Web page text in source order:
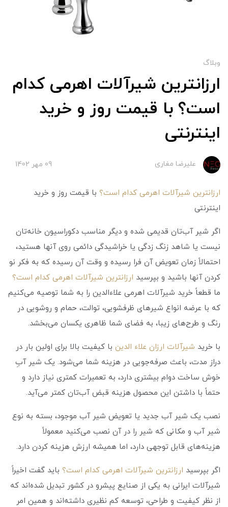
وبلاگ
ارزانترین شیرآلات اهرمی کدام
است؟ با قیمت روز و خرید
اینترنتی
علیرضا مغاری 09 مهر 1402
ارزانترین شیرآلات اهرمی کدام است؟ با قیمت روز و خرید
اینترنتی
اگر شیر آب‌تان قدیمی شده و دیگر مناسب دکوراسیون خانه‌تان
نیست یا شاهد زنگ زدگی یا خراشیدگی دائمی روی آنها هستید،
احتمالاً زمان تعویض آن فرا رسیده و وقت آن رسیده که به فکر نو
کردن آنها باشید و بپرسید ارزانترین شیرآلات اهرمی کدام است؟
ما قطعاً خرید شیرآلات اهرمی علاءالدین را به شما توصیه می‌کنیم
که با عرضه انواع شیرهای ظرفشویی، توالت، حمام و روشویی در
رنگ و طرح‌های زیبا، به فضای شما ظاهری یکسان می‌بخشد.
با خرید شیرآلات ارزان علاء الدین با کیفیت بالا برای اولین بار در
دراز مدت، باعث صرفه‌جویی در هزینه شما می‌شود. یک شیر آبِ
خوش ساخت دوام بیشتری دارد، به تعمیرات کمتری نیاز دارد و
حتماً با داشتن این محصول هزینه قبض آب‌تان کمتر می‌آید.
نصب یک شیر آب جدید یا تعویض شیر آب موجود، بسته به نوع
شیر آب و مکانی که شیر را در آن نصب می‌کنید معمولاً
هزینه‌های قابل توجهی دارد، اما همیشه ارزش هزینه کردن دارد.
اگر بپرسید ارزانترین شیرآلات اهرمی کدام است؟ باید گفت اخیراً
شیرآلات ایرانی به یکی از صنایع پیشرو در کشور تبدیل شده‌اند که
از نظر کیفیت و طراحی، توسعه کم نظیری داشته‌اند و همین امر